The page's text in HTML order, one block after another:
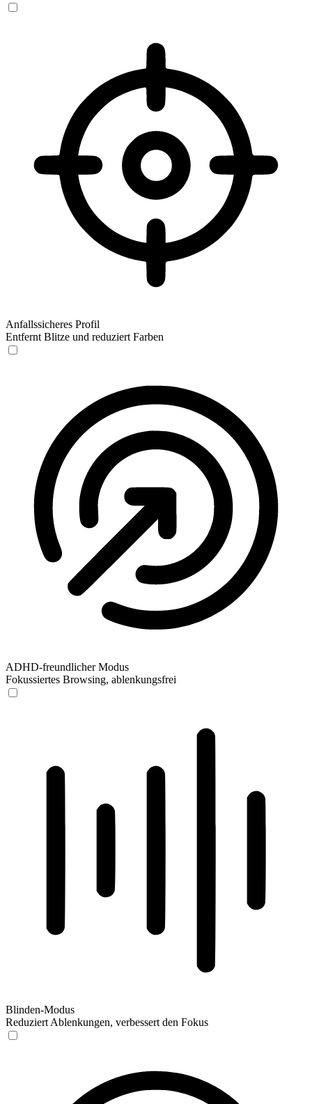
Anfallssicheres Profil
Entfernt Blitze und reduziert Farben
ADHD-freundlicher Modus
Fokussiertes Browsing, ablenkungsfrei
Blinden-Modus
Reduziert Ablenkungen, verbessert den Fokus